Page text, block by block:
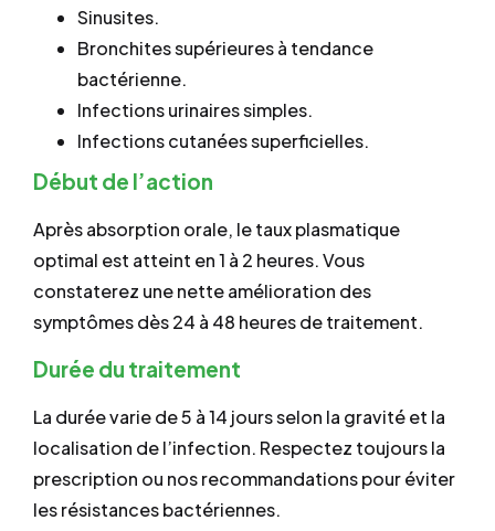
Sinusites.
Bronchites supérieures à tendance
bactérienne.
Infections urinaires simples.
Infections cutanées superficielles.
Début de l’action
Après absorption orale, le taux plasmatique
optimal est atteint en 1 à 2 heures. Vous
constaterez une nette amélioration des
symptômes dès 24 à 48 heures de traitement.
Durée du traitement
La durée varie de 5 à 14 jours selon la gravité et la
localisation de l’infection. Respectez toujours la
prescription ou nos recommandations pour éviter
les résistances bactériennes.